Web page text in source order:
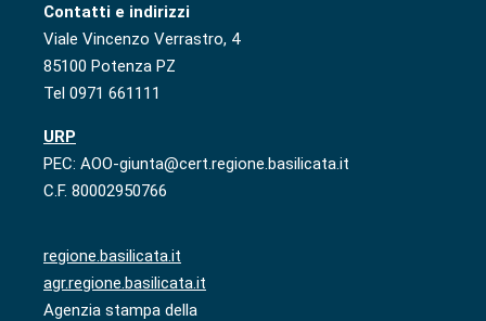
Contatti e indirizzi
Viale Vincenzo Verrastro, 4
85100 Potenza PZ
Tel 0971 661111
URP
PEC: AOO-giunta@cert.regione.basilicata.it
C.F. 80002950766
regione.basilicata.it
agr.regione.basilicata.it
Agenzia stampa della